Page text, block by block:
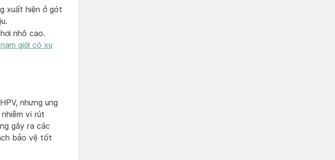
xuất hiện ở gót
nhô cao.
nam giới có xu
nhưng ung
vi rút
gây ra các
bảo vệ tốt